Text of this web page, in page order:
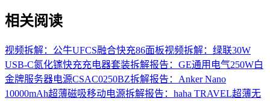
相关阅读
视频拆解：公牛UFCS融合快充86面板视频拆解：绿联30W
USB-C氮化镓快充充电器套装拆解报告：GE通用电气250W白
金牌服务器电源CSAC0250BZ拆解报告：Anker Nano
10000mAh超薄磁吸移动电源拆解报告：haha TRAVEL超薄无